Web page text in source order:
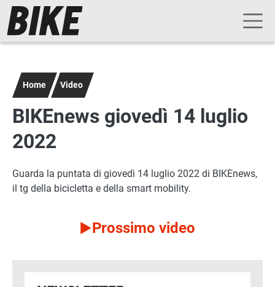
Salta al contenuto principale
Navigazione principale
Home Video
BIKEnews giovedì 14 luglio
2022
Guarda la puntata di giovedì 14 luglio 2022 di BIKEnews,
il tg della bicicletta e della smart mobility.
Prossimo video